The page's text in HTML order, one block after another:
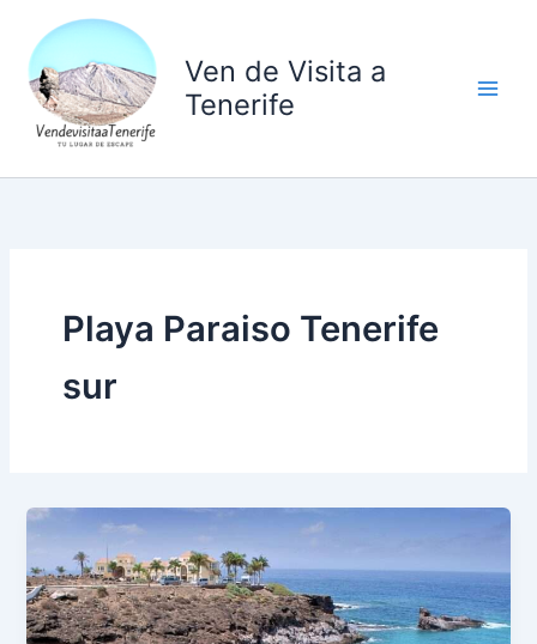
contenido
Ven de Visita a
Tenerife
Playa Paraiso Tenerife
sur